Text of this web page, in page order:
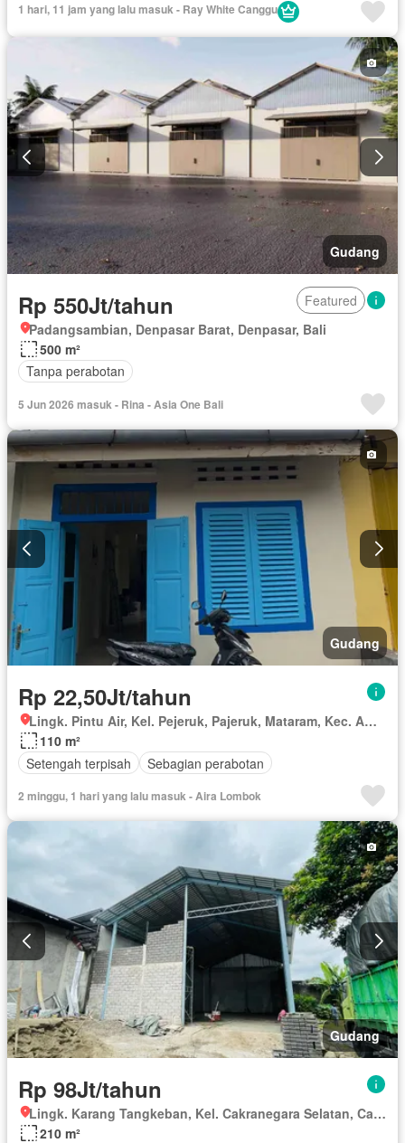
1 hari, 11 jam yang lalu masuk - Ray White Canggu
Gudang
Rp 550Jt/tahun
Featured
Padangsambian, Denpasar Barat, Denpasar, Bali
500 m²
Tanpa perabotan
5 Jun 2026 masuk - Rina - Asia One Bali
Gudang
Rp 22,50Jt/tahun
Lingk. Pintu Air, Kel. Pejeruk, Pajeruk, Mataram, Kec. Ampenan, Nusa Tenggara Barat
110 m²
Setengah terpisah
Sebagian perabotan
2 minggu, 1 hari yang lalu masuk - Aira Lombok
Gudang
Rp 98Jt/tahun
Lingk. Karang Tangkeban, Kel. Cakranegara Selatan, Cakranegara Selatan, Mataram, Kec. Sandubaya, Nusa Tenggara Barat
210 m²